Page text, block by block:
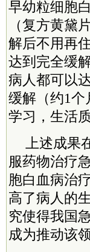
早幼粒细胞
（复方黄黛
解后不用再
达到完全缓
病人都可以
缓解（约1
学习，生活
上述成
服药物治疗
胞白血病治
高了病人的
究使得我国
成为推动该